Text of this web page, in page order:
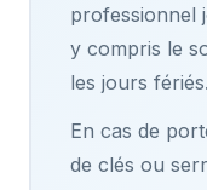
professionnel
y compris le
les jours fériés.
En cas de
de clés ou